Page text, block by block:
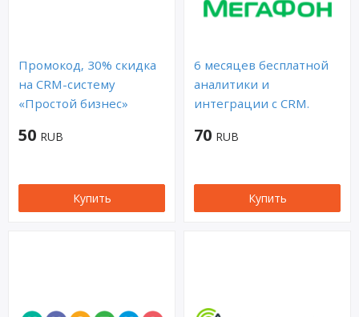
Промокод, 30% скидка
на CRM-систему
«Простой бизнес»
50 RUB
Купить
6 месяцев бесплатной
аналитики и
интеграции с CRM.
70 RUB
Купить